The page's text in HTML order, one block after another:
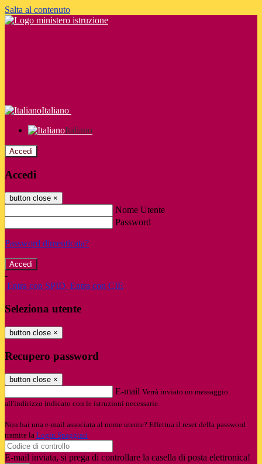
Salta al contenuto
Italiano
Italiano
Accedi
Accedi
button close ×
Nome Utente
Password
Password dimenticata?
-
Entra con SPID Entra con CIE
Seleziona utente
button close ×
Recupero password
button close ×
E-mail Verrà inviato un messaggio
all'indirizzo indicato con le istruzioni necessarie.
Non hai una e-mail associata al nome utente? Effettua il reset della password
tramite la Login Spaggiari
E-mail inviata, si prega di controllare la casella di posta elettronica!